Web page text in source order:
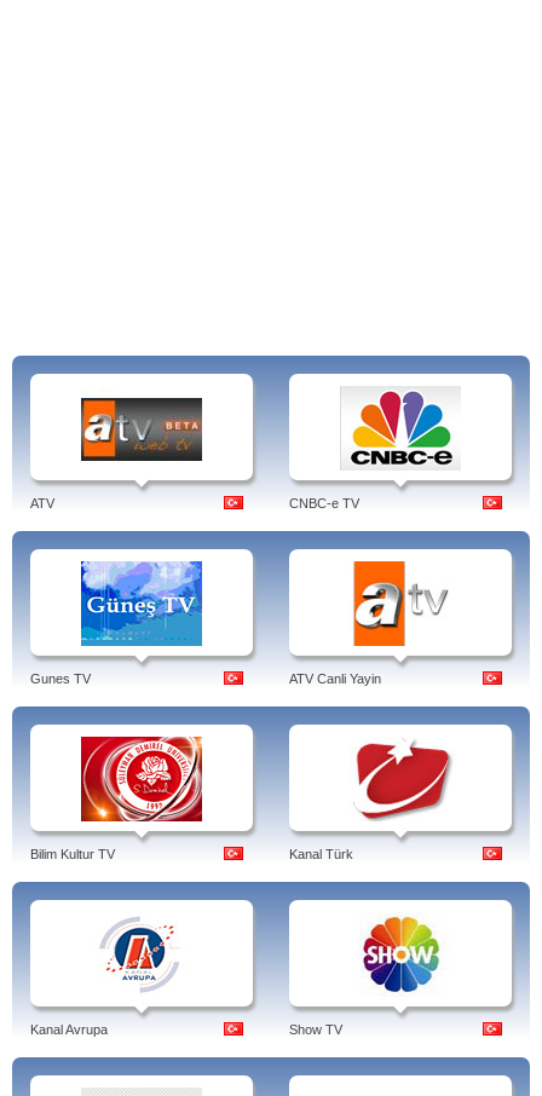
ATV CNBC-e TV
Gunes TV ATV Canli Yayin
Bilim Kultur TV Kanal Türk
Kanal Avrupa Show TV